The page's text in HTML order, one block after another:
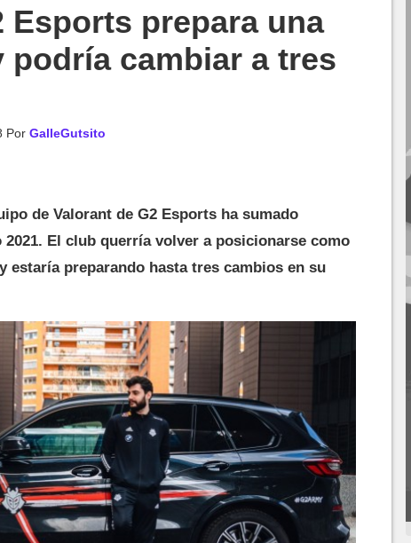
Esports prepara una
podría cambiar a tres
Por GalleGutsito
de Valorant de G2 Esports ha sumado
2021. El club querría volver a posicionarse como
estaría preparando hasta tres cambios en su